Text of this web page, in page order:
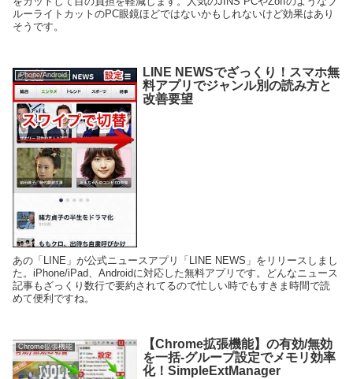
ルーライトカットのPC眼鏡ほどではないかもしれないけど効果はあり
そうです。
iPhone/Android
LINE NEWSでざっくり！スマホ無
料アプリでジャンル別の読み方と
改善要望
あの「LINE」が公式ニュースアプリ「LINE NEWS」をリリースしまし
た。iPhone/iPad、Androidに対応した無料アプリです。どんなニュース
記事もざっくり数行で要約されてるので忙しい時でもすきま時間で読
めて便利ですね。
Chrome拡張機能
【Chrome拡張機能】の有効/無効
を一括-グループ設定でメモリ効率
化！SimpleExtManager